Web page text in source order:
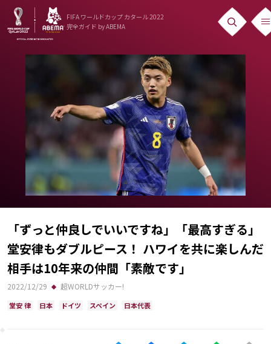
FIFA ワールドカップ カタール 2022
完全ガイド by ABEMA
ニュース
出場国
Teams
日本代表
Team Japan
日程・結果
Schedule
ランキング
大会について
「ずっと仲良しでいいですね」「最高すぎる」
堂安律もダブルピース！ ハワイを共に楽しんだ
相手は10年来の仲間「素敵です」
2022/12/29 超WORLDサッカー!
堂安 律 日本 ドイツ スペイン 日本代表